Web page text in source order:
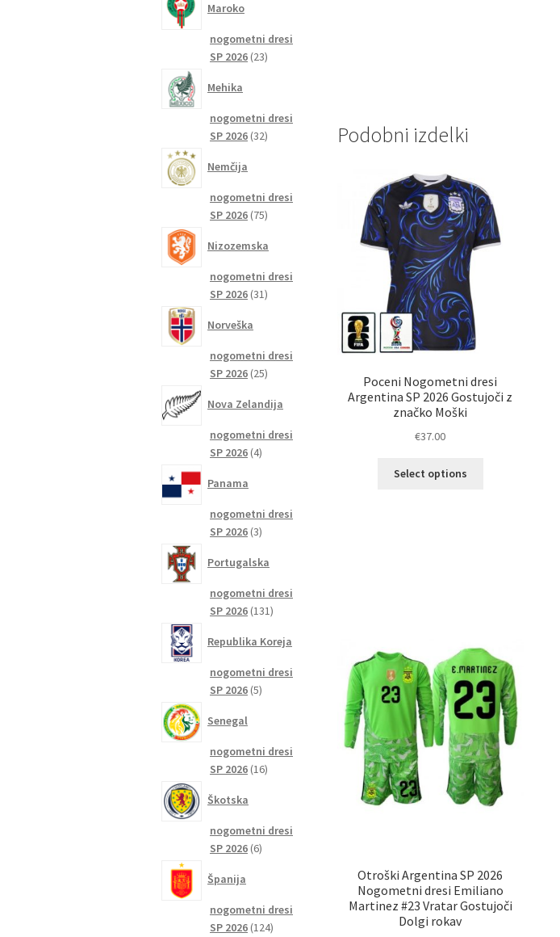
Podobni izdelki
Poceni Nogometni dresi
Argentina SP 2026 Gostujoči z
značko Moški
€37.00
Select options
Otroški Argentina SP 2026
Nogometni dresi Emiliano
Martinez #23 Vratar Gostujoči
Dolgi rokav
Maroko
nogometni dresi
SP 2026 2323
Mehika
nogometni dresi
SP 2026 3232
Nemčija
nogometni dresi
SP 2026 7575
Nizozemska
nogometni dresi
SP 2026 3131
Norveška
nogometni dresi
SP 2026 2525
Nova Zelandija
nogometni dresi
SP 2026 44
Panama
nogometni dresi
SP 2026 33
Portugalska
nogometni dresi
SP 2026 131131
Republika Koreja
nogometni dresi
SP 2026 55
Senegal
nogometni dresi
SP 2026 1616
Škotska
nogometni dresi
SP 2026 66
Španija
nogometni dresi
SP 2026 124124